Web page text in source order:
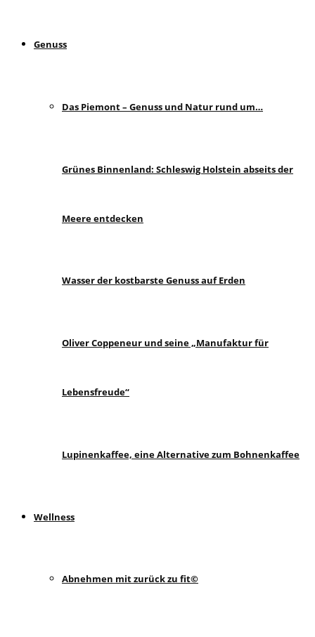
Genuss
Das Piemont – Genuss und Natur rund um…
Grünes Binnenland: Schleswig Holstein abseits der
Meere entdecken
Wasser der kostbarste Genuss auf Erden
Oliver Coppeneur und seine „Manufaktur für
Lebensfreude“
Lupinenkaffee, eine Alternative zum Bohnenkaffee
Wellness
Abnehmen mit zurück zu fit©